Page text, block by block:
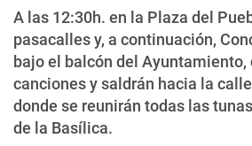
A las 12:30h. en la Plaza del
pasacalles y, a continuación,
bajo el balcón del Ayuntamiento,
canciones y saldrán hacia la
donde se reunirán todas las
de la Basílica.